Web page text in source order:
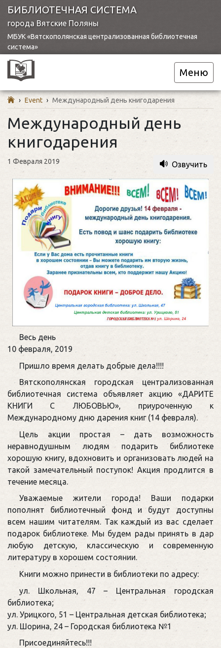
БИБЛИОТЕЧНАЯ СИСТЕМА
города Вятские Поляны
МБУК «Вятскополянская централизованная библиотечная
система»
Меню
› Event › Международный день книгодарения
Международный день
книгодарения
1 Февраля 2019 Озвучить
Международный
день
Весь день
10 февраля, 2019
Пришло время делать добрые дела!!!!
Вятскополянская городская централизованная
библиотечная система объявляет акцию «ДАРИТЕ
КНИГИ С ЛЮБОВЬЮ», приуроченную к
Международному дню дарения книг (14 февраля).
Цель акции простая – дать возможность
неравнодушным людям подарить библиотеке
хорошую книгу, вдохновить и организовать людей на
такой замечательный поступок! Акция продлится в
течение месяца.
Уважаемые жители города! Ваши подарки
пополнят библиотечный фонд и будут доступны
всем нашим читателям. Так каждый из вас сделает
подарок библиотеке. Мы будем рады принять в дар
любую детскую, классическую и современную
литературу в хорошем состоянии.
Книги можно принести в библиотеки по адресу:
ул. Школьная, 47 – Центральная городская
библиотека;
ул. Урицкого, 51 – Центральная детская библиотека;
ул. Шорина, 24 – Городская библиотека №1
Присоединяйтесь!!!